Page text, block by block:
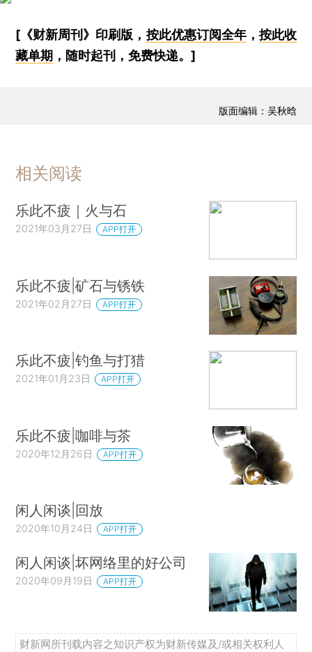
[《财新周刊》印刷版， 按此优惠订阅全年， 按此收
藏单期 ，随时起刊，免费快递。]
版面编辑：吴秋晗
相关阅读
乐此不疲｜火与石
2021年03月27日 APP打开
乐此不疲|矿石与锈铁
2021年02月27日 APP打开
乐此不疲|钓鱼与打猎
2021年01月23日 APP打开
乐此不疲|咖啡与茶
2020年12月26日 APP打开
闲人闲谈|回放
2020年10月24日 APP打开
闲人闲谈|坏网络里的好公司
2020年09月19日 APP打开
财新网所刊载内容之知识产权为财新传媒及/或相关权利人